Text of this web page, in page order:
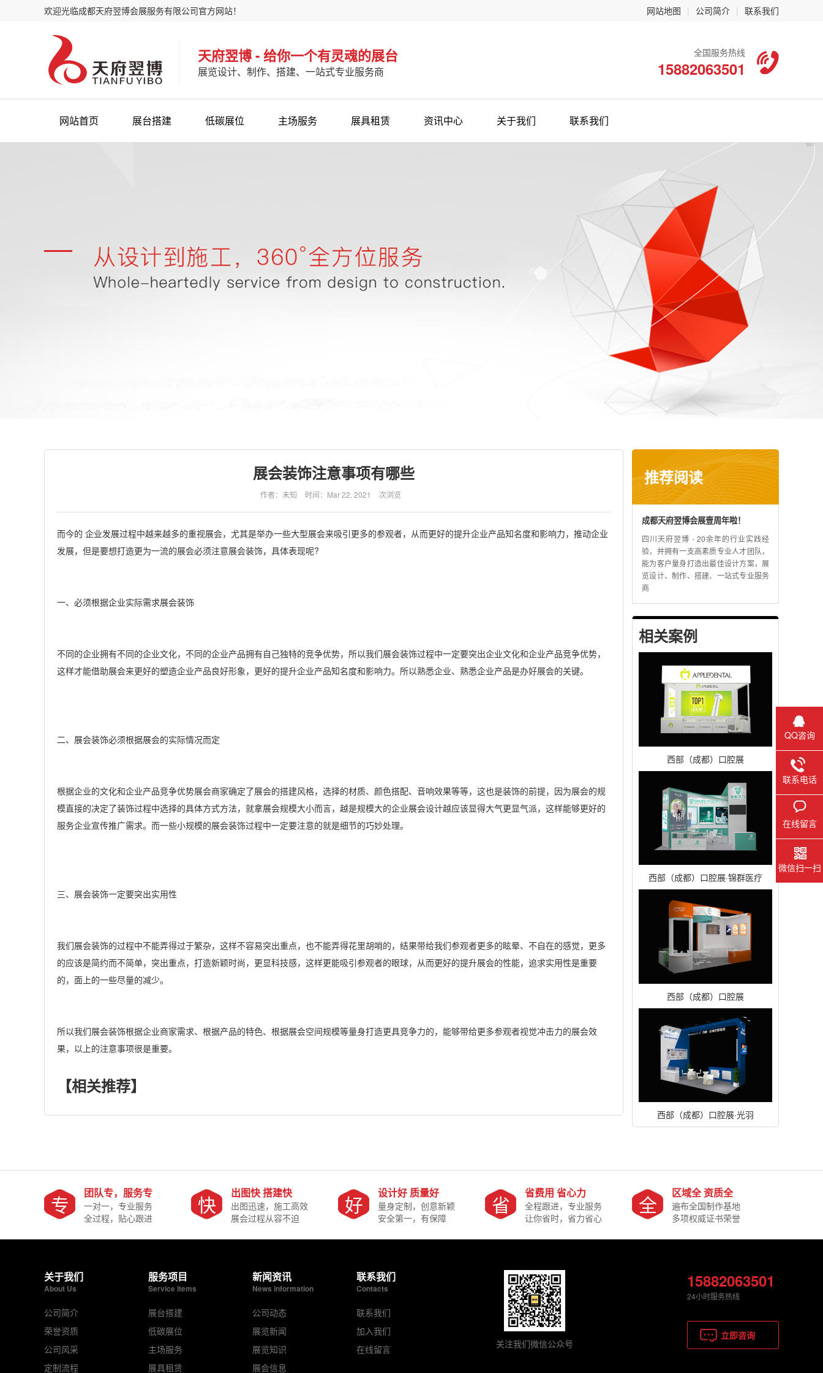
网站地图 | 公司简介 | 联系我们
欢迎光临成都天府翌博会展服务有限公司官方网站！
天府翌博 - 给你一个有灵魂的展台
展览设计、制作、搭建、一站式专业服务商
全国服务热线
15882063501
网站首页 展台搭建 低碳展位 主场服务 展具租赁 资讯中心 关于我们 联系我们
推荐阅读
成都天府翌博会展壹周年啦！
四川天府翌博 - 20余年的行业实践经
验，并拥有一支高素质专业人才团队，
能为客户量身打造出最佳设计方案，展
览设计、制作、搭建、一站式专业服务
商
相关案例
西部（成都）口腔展
西部（成都）口腔展·锦群医疗
西部（成都）口腔展
西部（成都）口腔展·光羽
展会装饰注意事项有哪些
作者：未知 时间：Mar 22, 2021 次浏览
而今的 企业发展过程中越来越多的重视展会，尤其是举办一些大型展会来吸引更多的参观者，从而更好的提升企业产品知名度和影响力，推动企业
发展，但是要想打造更为一流的展会必须注意展会装饰，具体表现呢?
一、必须根据企业实际需求展会装饰
不同的企业拥有不同的企业文化，不同的企业产品拥有自己独特的竞争优势，所以我们展会装饰过程中一定要突出企业文化和企业产品竞争优势，
这样才能借助展会来更好的塑造企业产品良好形象，更好的提升企业产品知名度和影响力。所以熟悉企业、熟悉企业产品是办好展会的关键。
二、展会装饰必须根据展会的实际情况而定
根据企业的文化和企业产品竞争优势展会商家确定了展会的搭建风格，选择的材质、颜色搭配、音响效果等等，这也是装饰的前提，因为展会的规
模直接的决定了装饰过程中选择的具体方式方法，就拿展会规模大小而言，越是规模大的企业展会设计越应该显得大气更显气派，这样能够更好的
服务企业宣传推广需求。而一些小规模的展会装饰过程中一定要注意的就是细节的巧妙处理。
三、展会装饰一定要突出实用性
我们展会装饰的过程中不能弄得过于繁杂，这样不容易突出重点，也不能弄得花里胡哨的，结果带给我们参观者更多的眩晕、不自在的感觉，更多
的应该是简约而不简单，突出重点，打造新颖时尚，更显科技感，这样更能吸引参观者的眼球，从而更好的提升展会的性能，追求实用性是重要
的，面上的一些尽量的减少。
所以我们展会装饰根据企业商家需求、根据产品的特色、根据展会空间规模等量身打造更具竞争力的，能够带给更多参观者视觉冲击力的展会效
果，以上的注意事项很是重要。
【相关推荐】
专 团队专，服务专
一对一，专业服务
全过程，贴心跟进
快 出图快 搭建快
出图迅速，施工高效
展会过程从容不迫
好 设计好 质量好
量身定制，创意新颖
安全第一，有保障
省 省费用 省心力
全程跟进，专业服务
让你省时，省力省心
全 区域全 资质全
遍布全国制作基地
多项权威证书荣誉
关于我们
About Us
公司简介
荣誉资质
公司风采
定制流程
服务项目
Service Items
展台搭建
低碳展位
主场服务
展具租赁
新闻资讯
News information
公司动态
展览新闻
展览知识
展会信息
联系我们
Contacts
联系我们
加入我们
在线留言
关注我们微信公众号
15882063501
24小时服务热线
立即咨询
QQ咨询
联系电话
在线留言
微信扫一扫